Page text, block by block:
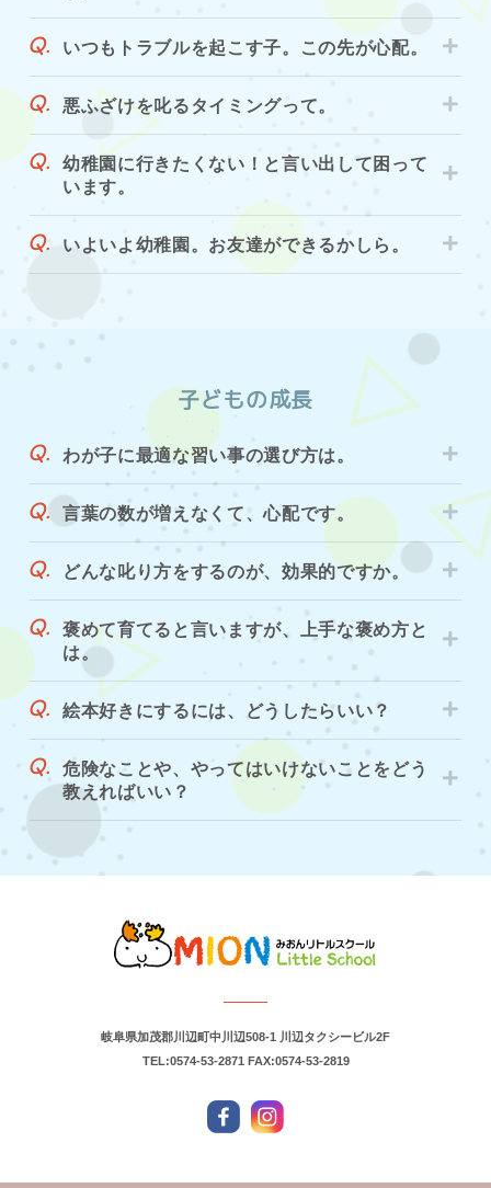
いつもトラブルを起こす子。この先が心配。
悪ふざけを叱るタイミングって。
幼稚園に行きたくない！と言い出して困って
います。
いよいよ幼稚園。お友達ができるかしら。
子どもの成長
わが子に最適な習い事の選び方は。
言葉の数が増えなくて、心配です。
どんな叱り方をするのが、効果的ですか。
褒めて育てると言いますが、上手な褒め方と
は。
絵本好きにするには、どうしたらいい？
危険なことや、やってはいけないことをどう
教えればいい？
岐阜県加茂郡川辺町中川辺508-1 川辺タクシービル2F
TEL:0574-53-2871 FAX:0574-53-2819